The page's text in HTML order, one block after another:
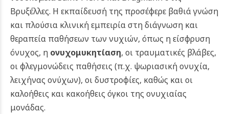
Βρυξέλλες. Η εκπαίδευσή της προσέφερε βαθιά γνώση
και πλούσια κλινική εμπειρία στη διάγνωση και
θεραπεία παθήσεων των νυχιών, όπως η είσφρυση
όνυχος, η ονυχομυκητίαση, οι τραυματικές βλάβες,
οι φλεγμονώδεις παθήσεις (π.χ. ψωριασική ονυχία,
λειχήνας ονύχων), οι δυστροφίες, καθώς και οι
καλοήθεις και κακοήθεις όγκοι της ονυχιαίας
μονάδας.